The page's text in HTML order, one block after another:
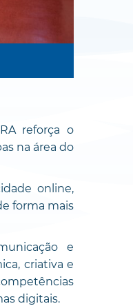
reforça o
na área do
online,
forma mais
e
criativa e
digitais.